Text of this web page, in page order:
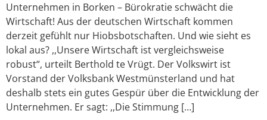
Unternehmen in Borken – Bürokratie schwächt die
Wirtschaft! Aus der deutschen Wirtschaft kommen
derzeit gefühlt nur Hiobsbotschaften. Und wie sieht es
lokal aus? ,,Unsere Wirtschaft ist vergleichsweise
robust“, urteilt Berthold te Vrügt. Der Volkswirt ist
Vorstand der Volksbank Westmünsterland und hat
deshalb stets ein gutes Gespür über die Entwicklung der
Unternehmen. Er sagt: ,,Die Stimmung […]